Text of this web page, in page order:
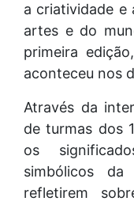
a criatividade e
artes e do
primeira
aconteceu nos
Através da
de turmas dos
os
simbólicos
refletirem